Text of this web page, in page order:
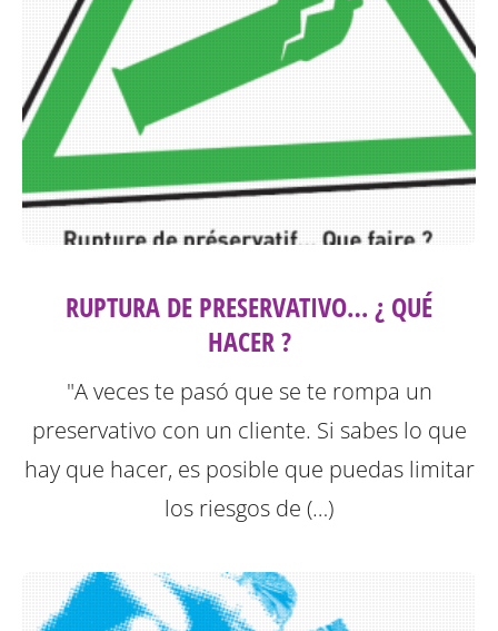
RUPTURA DE PRESERVATIVO… ¿ QUÉ
HACER ?
"A veces te pasó que se te rompa un
preservativo con un cliente. Si sabes lo que
hay que hacer, es posible que puedas limitar
los riesgos de (…)